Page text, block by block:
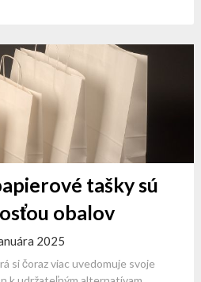
tašky sú
obalov
2025
si čoraz viac uvedomuje svoje